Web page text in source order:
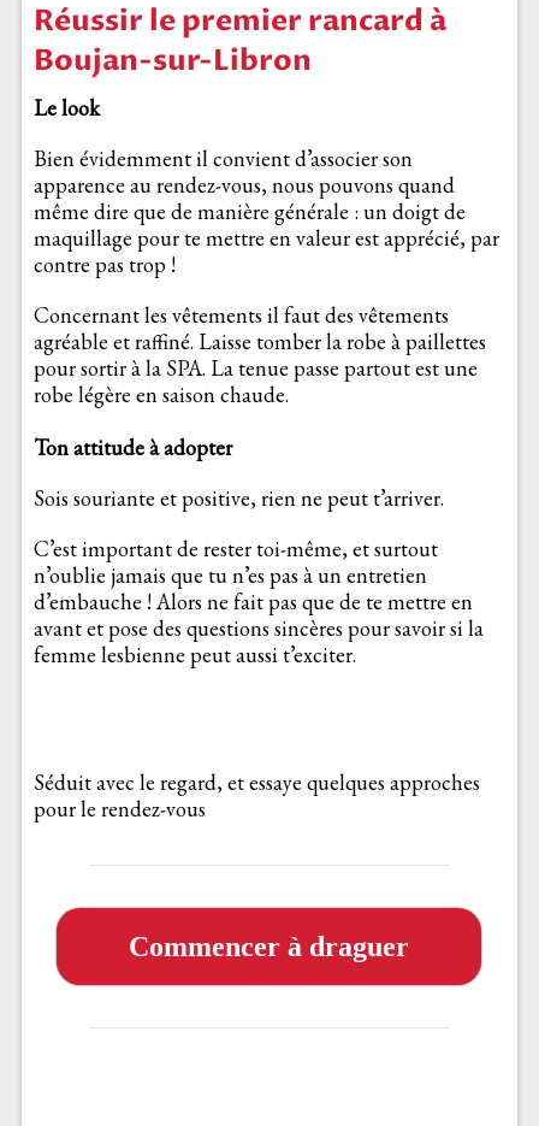
Réussir le premier rancard à
Boujan-sur-Libron
Le look
Bien évidemment il convient d’associer son
apparence au rendez-vous, nous pouvons quand
même dire que de manière générale : un doigt de
maquillage pour te mettre en valeur est apprécié, par
contre pas trop !
Concernant les vêtements il faut des vêtements
agréable et raffiné. Laisse tomber la robe à paillettes
pour sortir à la SPA. La tenue passe partout est une
robe légère en saison chaude.
Ton attitude à adopter
Sois souriante et positive, rien ne peut t’arriver.
C’est important de rester toi-même, et surtout
n’oublie jamais que tu n’es pas à un entretien
d’embauche ! Alors ne fait pas que de te mettre en
avant et pose des questions sincères pour savoir si la
femme lesbienne peut aussi t’exciter.
Séduit avec le regard, et essaye quelques approches
pour le rendez-vous
Commencer à draguer